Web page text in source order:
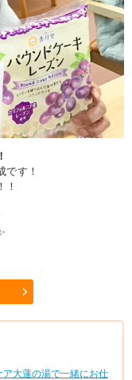
です！
！
ア大蓮の湯で一緒にお仕